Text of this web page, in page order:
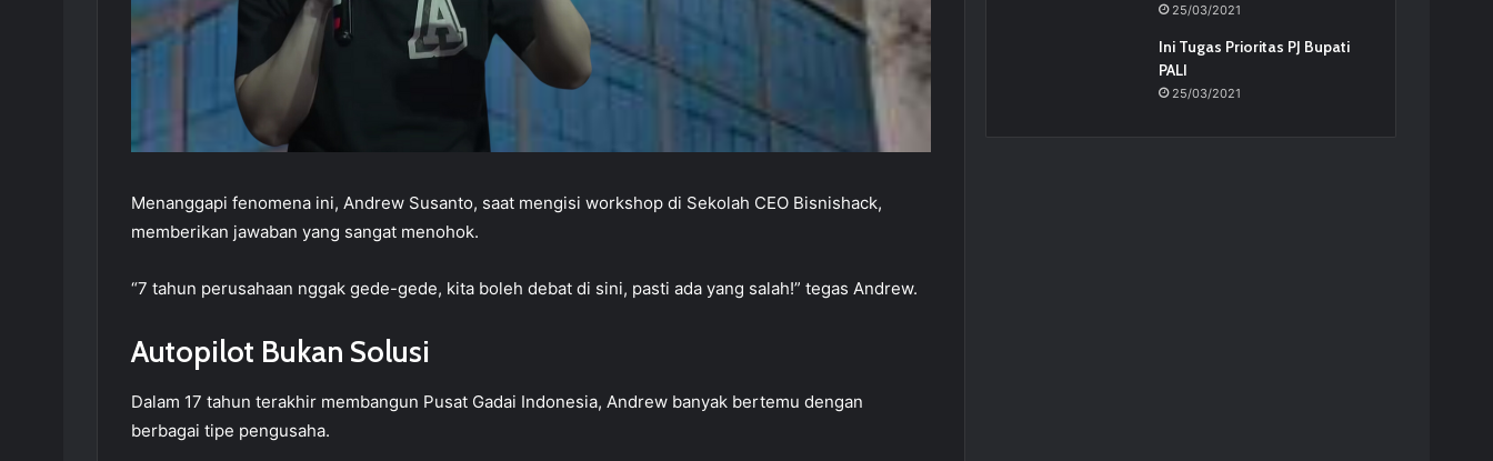
Menanggapi fenomena ini, Andrew Susanto, saat mengisi workshop di Sekolah CEO Bisnishack,
memberikan jawaban yang sangat menohok.
“7 tahun perusahaan nggak gede-gede, kita boleh debat di sini, pasti ada yang salah!” tegas Andrew.
Autopilot Bukan Solusi
Dalam 17 tahun terakhir membangun Pusat Gadai Indonesia, Andrew banyak bertemu dengan
berbagai tipe pengusaha.
25/03/2021
Ini Tugas Prioritas PJ Bupati
PALI
25/03/2021